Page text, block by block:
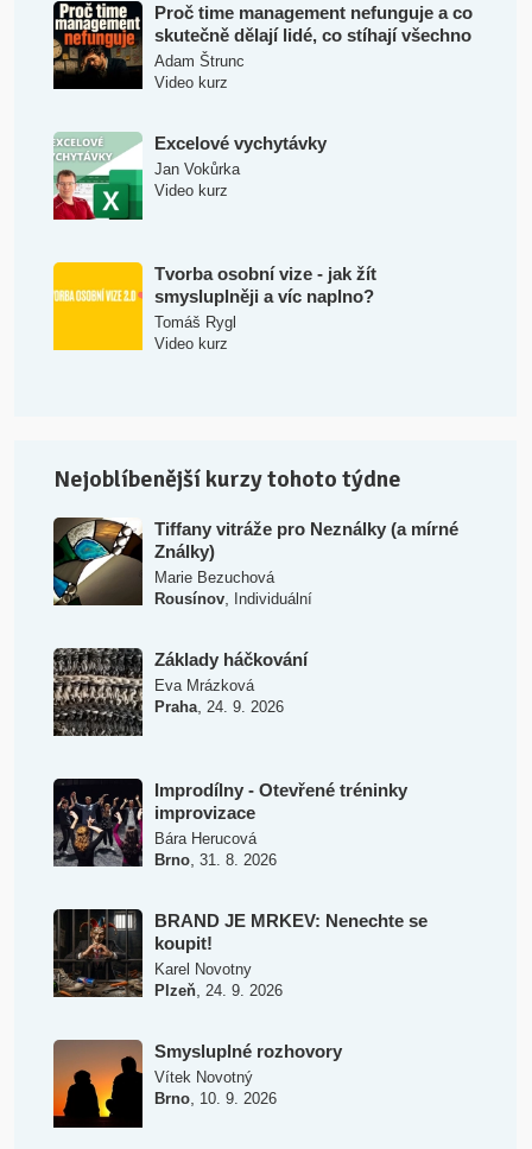
Proč time management nefunguje a co
skutečně dělají lidé, co stíhají všechno
Adam Štrunc
Video kurz
Excelové vychytávky
Jan Vokůrka
Video kurz
Tvorba osobní vize - jak žít
smysluplněji a víc naplno?
Tomáš Rygl
Video kurz
Nejoblíbenější kurzy tohoto týdne
Tiffany vitráže pro Neználky (a mírné
Ználky)
Marie Bezuchová
Rousínov, Individuální
Základy háčkování
Eva Mrázková
Praha, 24. 9. 2026
Improdílny - Otevřené tréninky
improvizace
Bára Herucová
Brno, 31. 8. 2026
BRAND JE MRKEV: Nenechte se
koupit!
Karel Novotny
Plzeň, 24. 9. 2026
Smysluplné rozhovory
Vítek Novotný
Brno, 10. 9. 2026